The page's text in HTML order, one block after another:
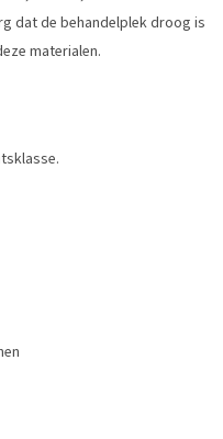
dat de behandelplek droog is
materialen.